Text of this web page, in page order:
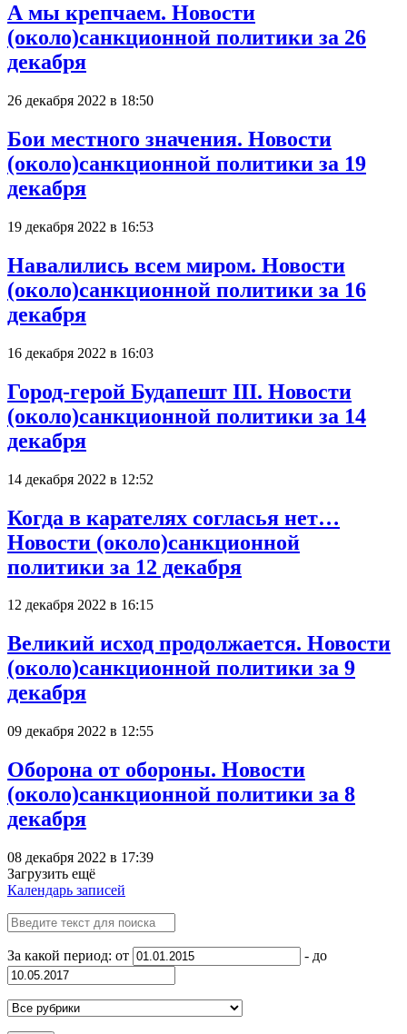
А мы крепчаем. Новости
(около)санкционной политики за 26
декабря
26 декабря 2022 в 18:50
Бои местного значения. Новости
(около)санкционной политики за 19
декабря
19 декабря 2022 в 16:53
Навалились всем миром. Новости
(около)санкционной политики за 16
декабря
16 декабря 2022 в 16:03
Город-герой Будапешт III. Новости
(около)санкционной политики за 14
декабря
14 декабря 2022 в 12:52
Когда в карателях согласья нет…
Новости (около)санкционной
политики за 12 декабря
12 декабря 2022 в 16:15
Великий исход продолжается. Новости
(около)санкционной политики за 9
декабря
09 декабря 2022 в 12:55
Оборона от обороны. Новости
(около)санкционной политики за 8
декабря
08 декабря 2022 в 17:39
Загрузить ещё
Календарь записей
За какой период: от - до